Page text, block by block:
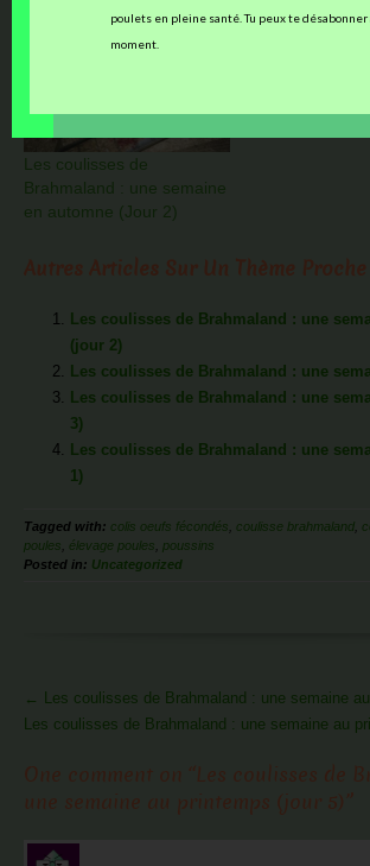
Les coulisses de
Brahmaland : une semaine
en automne (Jour 2)
Les coulisses de Brahmaland : une
(jour 2)
Les coulisses de Brahmaland : une
Les coulisses de Brahmaland : une
3)
Les coulisses de Brahmaland : une
1)
Tagged with: colis oeufs fécondés coulisse brahmaland
poules
élevage poules
poussins
Posted in: Uncategorized
More
Articles
← Les coulisses de Brahmaland : une semaine
Les coulisses de Brahmaland : une semaine au
poulets en pleine santé. Tu peux te désabonner
moment.